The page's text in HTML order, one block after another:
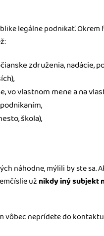
legálne podnikať.
združenia, nadácie,
vo vlastnom mene a na
škola),
náhodne, mýlili by ste sa.
užnikdy iný subjekt
vôbec neprídete do